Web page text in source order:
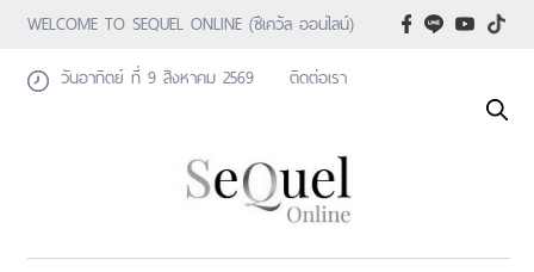
WELCOME TO SEQUEL ONLINE (ซีเคว้ล ออนไลน์)
วันอาทิตย์ ที่ 9 สิงหาคม 2569
ติดต่อเรา